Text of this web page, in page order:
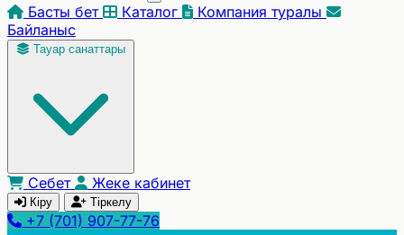
Басты бет Каталог
Компания туралы
Байланыс
Тауар санаттары
Себет Жеке кабинет
Кіру Тіркелу
+7 (701) 907-77-76